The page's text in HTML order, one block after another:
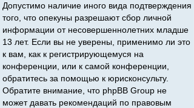
Допустимо наличие иного вида подтверждения
того, что опекуны разрешают сбор личной
информации от несовершеннолетних младше
13 лет. Если вы не уверены, применимо ли это
к вам, как к регистрирующемуся на
конференции, или к самой конференции,
обратитесь за помощью к юрисконсульту.
Обратите внимание, что phpBB Group не
может давать рекомендаций по правовым